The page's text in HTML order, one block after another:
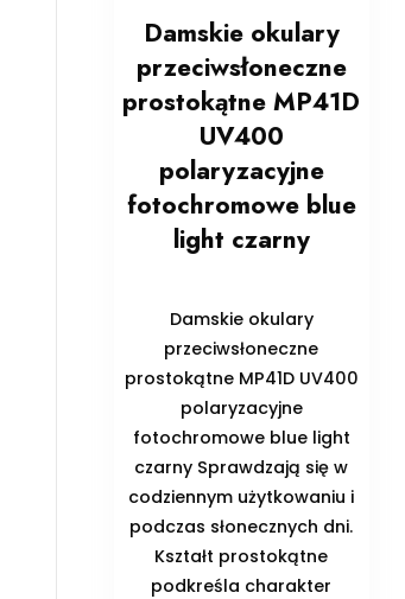
Damskie okulary
przeciwsłoneczne
prostokątne MP41D
UV400
polaryzacyjne
fotochromowe blue
light czarny
Damskie okulary
przeciwsłoneczne
prostokątne MP41D UV400
polaryzacyjne
fotochromowe blue light
czarny Sprawdzają się w
codziennym użytkowaniu i
podczas słonecznych dni.
Kształt prostokątne
podkreśla charakter